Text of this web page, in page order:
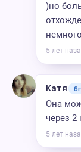
)но
5 лет
Катя
Она
через 2
5 лет